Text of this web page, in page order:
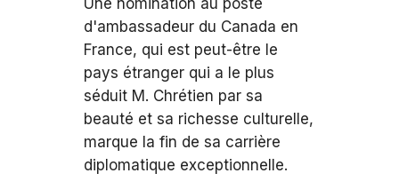
Une nomination au poste
d'ambassadeur du Canada en
France, qui est peut-être le
pays étranger qui a le plus
séduit M. Chrétien par sa
beauté et sa richesse culturelle,
marque la fin de sa carrière
diplomatique exceptionnelle.